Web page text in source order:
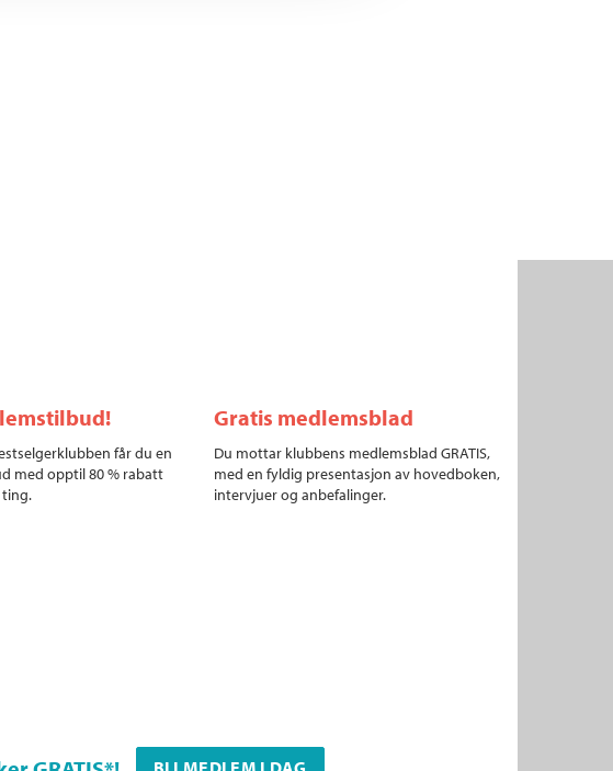
får du en
med opptil 80 % rabatt
ting.
Gratis medlemsblad
Du mottar klubbens medlemsblad GRATIS,
med en fyldig presentasjon av hovedboken,
intervjuer og anbefalinger.